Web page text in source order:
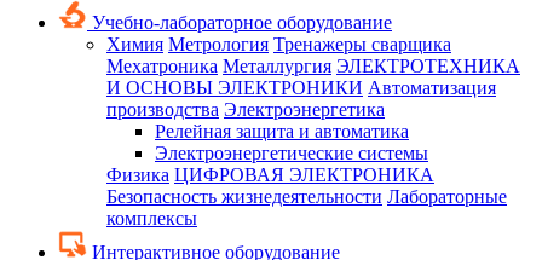
Учебно-лабораторное оборудование
Химия Метрология Тренажеры сварщика
Мехатроника Металлургия ЭЛЕКТРОТЕХНИКА
И ОСНОВЫ ЭЛЕКТРОНИКИ Автоматизация
производства Электроэнергетика
Релейная защита и автоматика
Электроэнергетические системы
Физика ЦИФРОВАЯ ЭЛЕКТРОНИКА
Безопасность жизнедеятельности Лабораторные
комплексы
Интерактивное оборудование